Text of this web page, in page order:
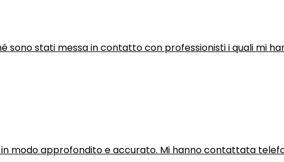
sono stati messa in contatto con professionisti i quali mi
modo approfondito e accurato. Mi hanno contattata